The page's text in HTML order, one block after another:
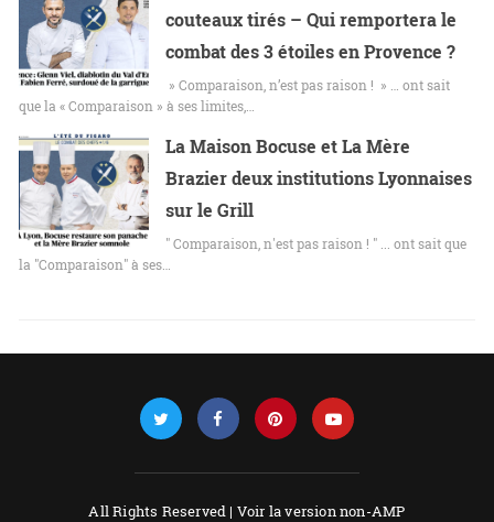
couteaux tirés – Qui remportera le
combat des 3 étoiles en Provence ?
» Comparaison, n’est pas raison ! » … ont sait
que la « Comparaison » à ses limites,…
La Maison Bocuse et La Mère
Brazier deux institutions Lyonnaises
sur le Grill
" Comparaison, n'est pas raison ! " ... ont sait que
la "Comparaison" à ses…
All Rights Reserved | Voir la version non-AMP